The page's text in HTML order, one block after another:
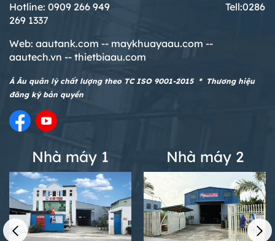
Hotline: 0909 266 949 Tell:0286
269 1337
Web: aautank.com -- maykhuayaau.com --
aautech.vn -- thietbiaau.com
Á Âu quản lý chất lượng theo TC ISO 9001-2015 * Thương hiệu
đăng ký bản quyền
Nhà máy 1 Nhà máy 2